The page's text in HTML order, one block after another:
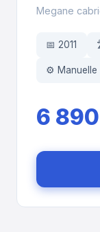
Megane
📅 2011
⚙️ Manuelle
6